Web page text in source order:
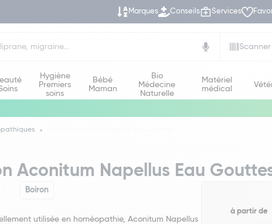
Marques Conseils Services
Scanner
Hygiène
Premiers
soins
Bébé
Maman
Bio
Médecine
Naturelle
Matériel
médical
Aconitum Napellus Eau
Boiron
utilisée en homéopathie, Aconitum Napellus
à partir de